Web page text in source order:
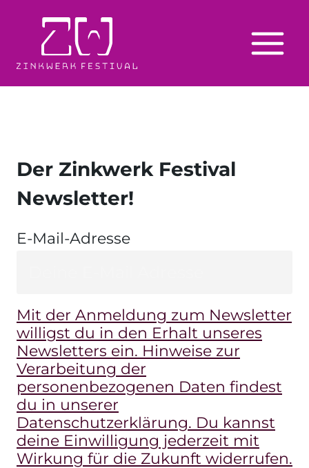
Inhalt
springen
Der Zinkwerk Festival
Newsletter!
E-Mail-Adresse
Mit der Anmeldung zum Newsletter
willigst du in den Erhalt unseres
Newsletters ein. Hinweise zur
Verarbeitung der
personenbezogenen Daten findest
du in unserer
Datenschutzerklärung. Du kannst
deine Einwilligung jederzeit mit
Wirkung für die Zukunft widerrufen.